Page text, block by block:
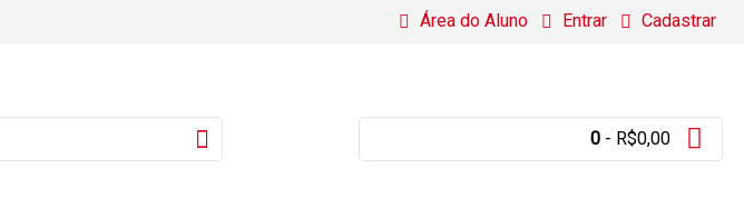
Área do Aluno Entrar Cadastrar
0 - R$0,00